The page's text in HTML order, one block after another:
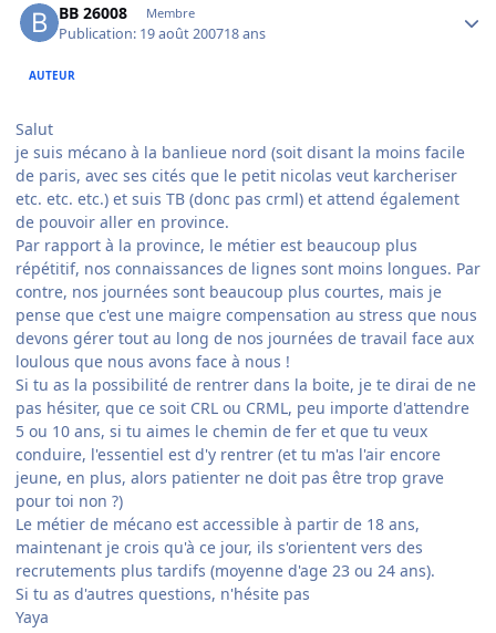
BB 26008 Membre
Publication: 19 août 200718 ans
AUTEUR
Salut
je suis mécano à la banlieue nord (soit disant la moins facile
de paris, avec ses cités que le petit nicolas veut karcheriser
etc. etc. etc.) et suis TB (donc pas crml) et attend également
de pouvoir aller en province.
Par rapport à la province, le métier est beaucoup plus
répétitif, nos connaissances de lignes sont moins longues. Par
contre, nos journées sont beaucoup plus courtes, mais je
pense que c'est une maigre compensation au stress que nous
devons gérer tout au long de nos journées de travail face aux
loulous que nous avons face à nous !
Si tu as la possibilité de rentrer dans la boite, je te dirai de ne
pas hésiter, que ce soit CRL ou CRML, peu importe d'attendre
5 ou 10 ans, si tu aimes le chemin de fer et que tu veux
conduire, l'essentiel est d'y rentrer (et tu m'as l'air encore
jeune, en plus, alors patienter ne doit pas être trop grave
pour toi non ?)
Le métier de mécano est accessible à partir de 18 ans,
maintenant je crois qu'à ce jour, ils s'orientent vers des
recrutements plus tardifs (moyenne d'age 23 ou 24 ans).
Si tu as d'autres questions, n'hésite pas
Yaya